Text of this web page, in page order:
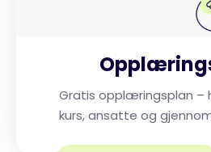
Gratis opplæringsplan –
kurs, ansatte og